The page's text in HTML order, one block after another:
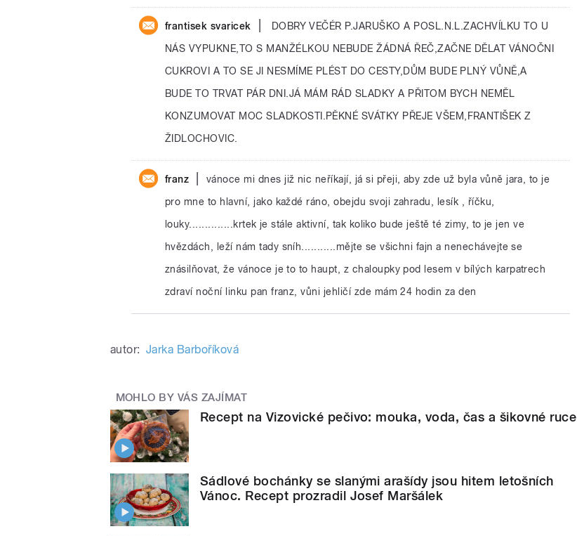
frantisek svaricek
DOBRY VEČÉR P.JARUŠKO A POSL.N.L.ZACHVÍLKU TO U
NÁS VYPUKNE,TO S MANŽÉLKOU NEBUDE ŽÁDNÁ ŘEČ,ZAČNE DĚLAT VÁNOČNI
CUKROVI A TO SE JI NESMÍME PLÉST DO CESTY,DŮM BUDE PLNÝ VŮNĚ,A
BUDE TO TRVAT PÁR DNI.JÁ MÁM RÁD SLADKY A PŘITOM BYCH NEMĚL
KONZUMOVAT MOC SLADKOSTI.PĚKNÉ SVÁTKY PŘEJE VŠEM,FRANTIŠEK Z
ŽIDLOCHOVIC.
franz
vánoce mi dnes již nic neříkají, já si přeji, aby zde už byla vůně jara, to je
pro mne to hlavní, jako každé ráno, obejdu svoji zahradu, lesík , říčku,
louky..............krtek je stále aktivní, tak koliko bude ještě té zimy, to je jen ve
hvězdách, leží nám tady sníh...........mějte se všichni fajn a nenechávejte se
znásilňovat, že vánoce je to to haupt, z chaloupky pod lesem v bílých karpatrech
zdraví noční linku pan franz, vůni jehličí zde mám 24 hodin za den
autor: Jarka Barboříková
MOHLO BY VÁS ZAJÍMAT
Recept na Vizovické pečivo: mouka, voda, čas a šikovné ruce
Sádlové bochánky se slanými arašídy jsou hitem letošních
Vánoc. Recept prozradil Josef Maršálek